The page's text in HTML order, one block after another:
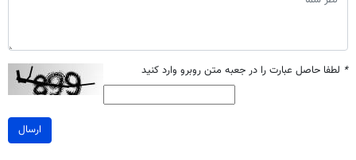
* لطفا حاصل عبارت را در جعبه متن روبرو وارد کنید
ارسال